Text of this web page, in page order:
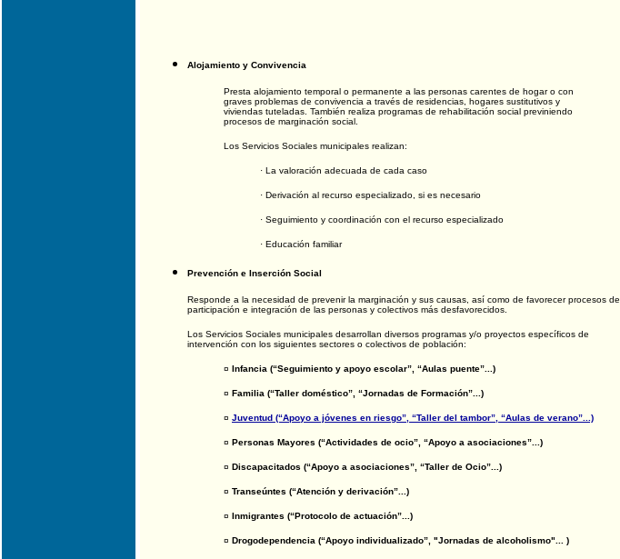
Alojamiento y Convivencia
Presta alojamiento temporal o permanente a las personas carentes de hogar o con
graves problemas de convivencia a través de residencias, hogares sustitutivos y
viviendas tuteladas. También realiza programas de rehabilitación social previniendo
procesos de marginación social.
Los Servicios Sociales municipales realizan:
· La valoración adecuada de cada caso
· Derivación al recurso especializado, si es necesario
· Seguimiento y coordinación con el recurso especializado
· Educación familiar
Prevención e Inserción Social
Responde a la necesidad de prevenir la marginación y sus causas, así como de favorecer procesos de
participación e integración de las personas y colectivos más desfavorecidos.
Los Servicios Sociales municipales desarrollan diversos programas y/o proyectos específicos de
intervención con los siguientes sectores o colectivos de población:
¤ Infancia (“Seguimiento y apoyo escolar”, “Aulas puente”...)
¤ Familia (“Taller doméstico”, “Jornadas de Formación”...)
¤ Juventud (“Apoyo a jóvenes en riesgo”, “Taller del tambor”, “Aulas de verano”...)
¤ Personas Mayores (“Actividades de ocio”, “Apoyo a asociaciones”...)
¤ Discapacitados (“Apoyo a asociaciones”, “Taller de Ocio”...)
¤ Transeúntes (“Atención y derivación”...)
¤ Inmigrantes (“Protocolo de actuación”...)
¤ Drogodependencia (“Apoyo individualizado”, "Jornadas de alcoholismo"... )